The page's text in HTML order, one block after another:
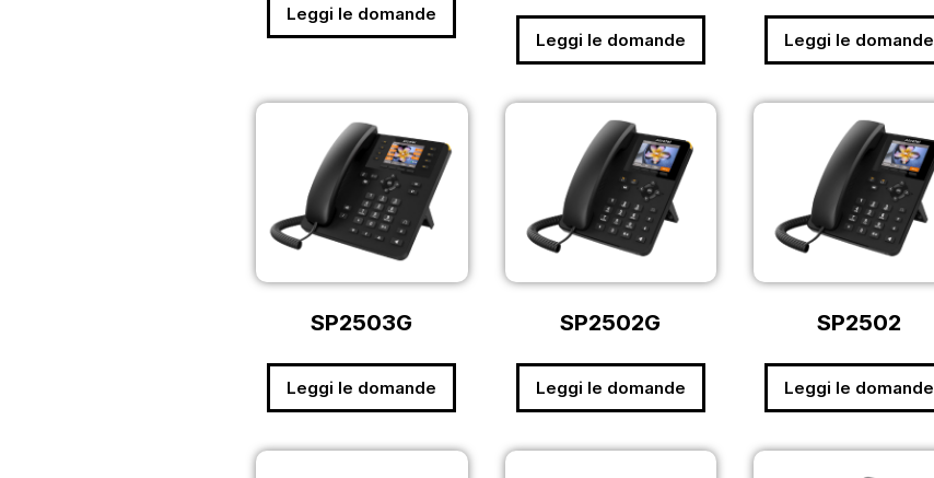
Leggi le domande
Leggi le domande Leggi le domande
SP2503G
Leggi le domande
SP2502G
Leggi le domande
SP2502
Leggi le domande